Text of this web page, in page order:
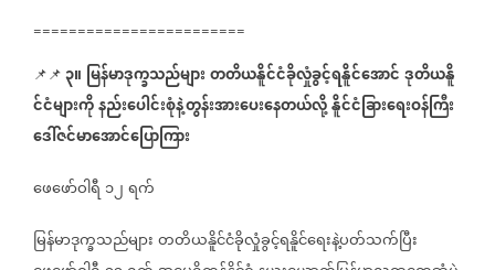
========================
📌📌 ၃။ မြန်မာဒုက္ခသည်များတတိယနိူင်ငံခိုလှုံခွင့်ရနိူင်အောင်ဒုတိယနိူ
င်ငံများကိုနည်းပေါင်းစုံနဲ့တွန်းအားပေးနေတယ်လို့နိူင်ငံခြားရေးဝန်ကြီး
ဒေါ်ဇင်မာအောင်ပြောကြား
ဖေဖော်ဝါရီ ၁၂ရက်
မြန်မာဒုက္ခသည်များတတိယနိူင်ငံခိုလှုံခွင့်ရနိူင်ရေးနဲ့ပတ်သက်ပြီး